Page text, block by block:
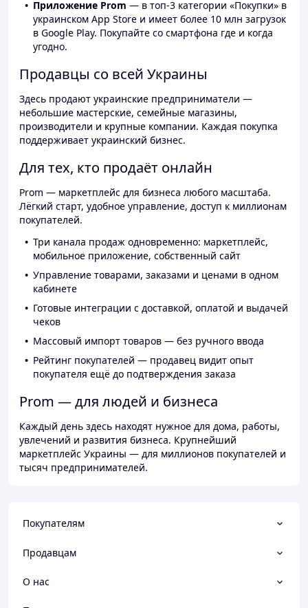
Приложение Prom — в топ-3 категории «Покупки» в
украинском App Store и имеет более 10 млн загрузок
в Google Play. Покупайте со смартфона где и когда
угодно.
Продавцы со всей Украины
Здесь продают украинские предприниматели —
небольшие мастерские, семейные магазины,
производители и крупные компании. Каждая покупка
поддерживает украинский бизнес.
Для тех, кто продаёт онлайн
Prom — маркетплейс для бизнеса любого масштаба.
Лёгкий старт, удобное управление, доступ к миллионам
покупателей.
Три канала продаж одновременно: маркетплейс,
мобильное приложение, собственный сайт
Управление товарами, заказами и ценами в одном
кабинете
Готовые интеграции с доставкой, оплатой и выдачей
чеков
Массовый импорт товаров — без ручного ввода
Рейтинг покупателей — продавец видит опыт
покупателя ещё до подтверждения заказа
Prom — для людей и бизнеса
Каждый день здесь находят нужное для дома, работы,
увлечений и развития бизнеса. Крупнейший
маркетплейс Украины — для миллионов покупателей и
тысяч предпринимателей.
Покупателям
Продавцам
О нас